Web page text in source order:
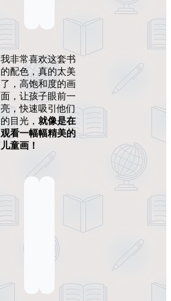
我非常喜欢这套书
的配色，真的太美
了，高饱和度的画
面，让孩子眼前一
亮，快速吸引他们
的目光， 就像是在
观看一幅幅精美的
儿童画！